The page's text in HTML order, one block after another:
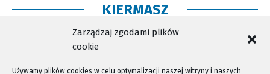
Zarządzaj zgodami plików
cookie
Używamy plików cookies w celu optymalizacji naszej witryny i naszych
KIERMASZ
ZUS zaprasza na kiermasz świąteczny